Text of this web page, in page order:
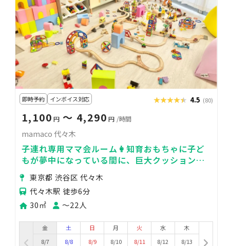
即時予約 インボイス対応 ★★★★★
★★★★★ 4.5 (80)
1,100 円〜 4,290 円 /時間
mamaco 代々木
子連れ専用ママ会ルーム👩知育おもちゃに子ど
もが夢中になっている間に、巨大クッションに
囲まれてゆったりママ会！
東京都 渋谷区 代々木
代々木駅 徒歩6分
30㎡
〜22人
金
8/7
土
8/8
日
8/9
月
8/10
火
8/11
水
8/12
木
8/13